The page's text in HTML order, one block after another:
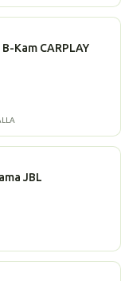
Kam CARPLAY
JBL